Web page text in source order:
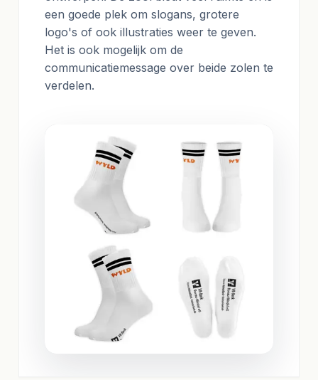
een goede plek om slogans, grotere
logo's of ook illustraties weer te geven.
Het is ook mogelijk om de
communicatiemessage over beide zolen te
verdelen.